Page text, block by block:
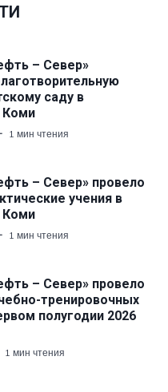
– Север»
саду в
Коми
1 мин чтения
– Север» провело
учения в
Коми
1 мин чтения
– Север» провело
тренировочных
полугодии 2026
1 мин чтения